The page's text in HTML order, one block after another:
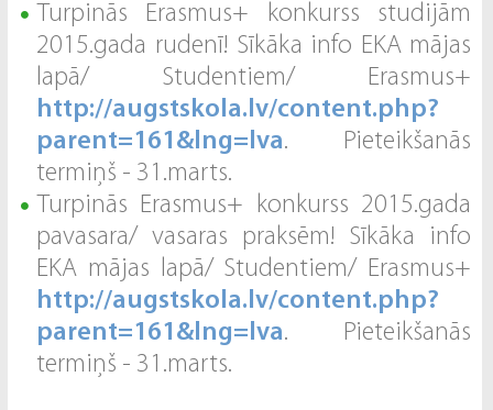
Turpinās Erasmus+ konkurss studijām
2015.gada rudenī! Sīkāka info EKA mājas
lapā/ Studentiem/ Erasmus+
http://augstskola.lv/content.php?
parent=161&lng=lva. Pieteikšanās
termiņš - 31.marts.
Turpinās Erasmus+ konkurss 2015.gada
pavasara/ vasaras praksēm! Sīkāka info
EKA mājas lapā/ Studentiem/ Erasmus+
http://augstskola.lv/content.php?
parent=161&lng=lva. Pieteikšanās
termiņš - 31.marts.